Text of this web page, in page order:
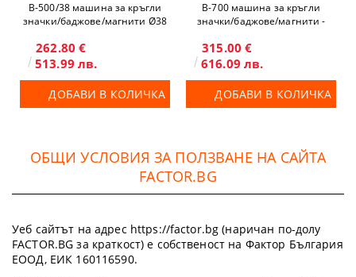
B-500/38 машина за кръгли
значки/баджове/магнити Ø38
262.80 €
513.99 лв.
ДОБАВИ В КОЛИЧКА
B-700 машина за кръгли
значки/баджове/магнити -
315.00 €
616.09 лв.
ДОБАВИ В КОЛИЧКА
ОБЩИ УСЛОВИЯ ЗА ПОЛЗВАНЕ НА САЙТА
FACTOR.BG
Уеб сайтът на адрес https://factor.bg (наричан по-долу
FACTOR.BG за краткост) е собственост на Фактор България
ЕООД, ЕИК 160116590.